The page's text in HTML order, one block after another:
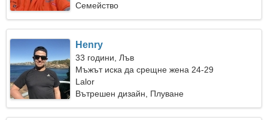
Семейство
Henry
33 години, Лъв
Мъжът иска да срещне жена 24-29
Lalor
Вътрешен дизайн, Плуване